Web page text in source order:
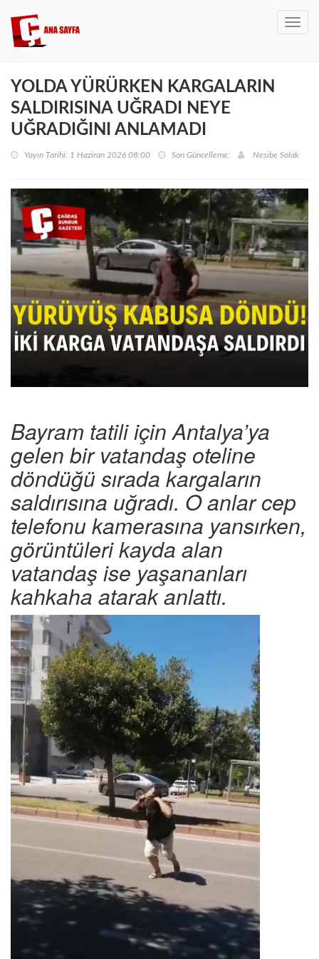
YOLDA YÜRÜRKEN KARGALARIN
SALDIRISINA UĞRADI NEYE
UĞRADIĞINI ANLAMADI
Yayın Tarihi: 1 Haziran 2026 08:00 Son Güncelleme: Nesibe Solak
Bayram tatili için Antalya’ya
gelen bir vatandaş oteline
döndüğü sırada kargaların
saldırısına uğradı. O anlar cep
telefonu kamerasına yansırken,
görüntüleri kayda alan
vatandaş ise yaşananları
kahkaha atarak anlattı.